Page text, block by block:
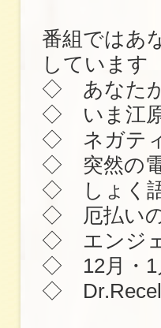
番組ではあ
しています
◇ あなたが
◇ いま江原
◇ ネガティ
◇ 突然の電
◇ しょく
◇ 厄払い
◇ エンジェ
◇ 12月・1
◇